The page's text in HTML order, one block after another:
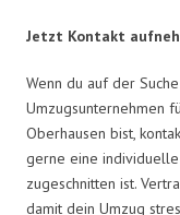
Jetzt Kontakt
Wenn du auf der
Umzugsunternehmen
Oberhausen bist,
gerne eine
zugeschnitten ist.
damit dein Umzug